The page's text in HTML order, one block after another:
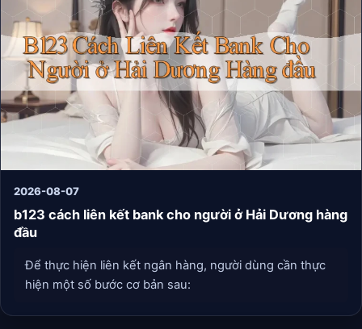
2026-08-07
b123 cách liên kết bank cho người ở Hải Dương hàng
đầu
Để thực hiện liên kết ngân hàng, người dùng cần thực
hiện một số bước cơ bản sau: